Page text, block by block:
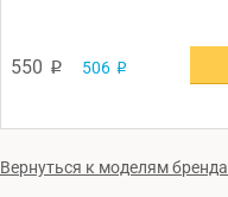
550 p 506 p
Вернуться к моделям бренда